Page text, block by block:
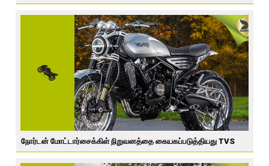
நோர்டன் மோட்டார்சைக்கிள் நிறுவனத்தை கையகப்படுத்தியது TVS